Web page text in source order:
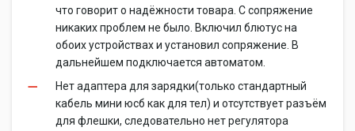
что говорит о надёжности товара. С сопряжение
никаких проблем не было. Включил блютус на
обоих устройствах и установил сопряжение. В
дальнейшем подключается автоматом.
Нет адаптера для зарядки(только стандартный
кабель мини юсб как для тел) и отсутствует разъём
для флешки, следовательно нет регулятора